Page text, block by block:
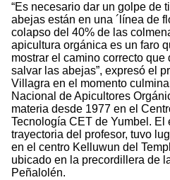
“Es necesario dar un golpe de
abejas están en una ´línea de
colapso del 40% de las
apicultura orgánica es un faro
mostrar el camino correcto que
salvar las abejas”, expresó el
Villagra en el momento
Nacional de Apicultores
materia desde 1977 en el
Tecnología CET de Yumbel. El
trayectoria del profesor, tuvo
en el centro Kelluwun del
ubicado en la precordillera de
Peñalolén.